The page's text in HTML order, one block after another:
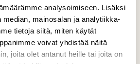
analysoimiseen. Lisäksi
median, mainosalan ja analytiikka-
tietoja siitä, miten käytät
voivat yhdistää näitä
joita olet antanut heille tai joita on